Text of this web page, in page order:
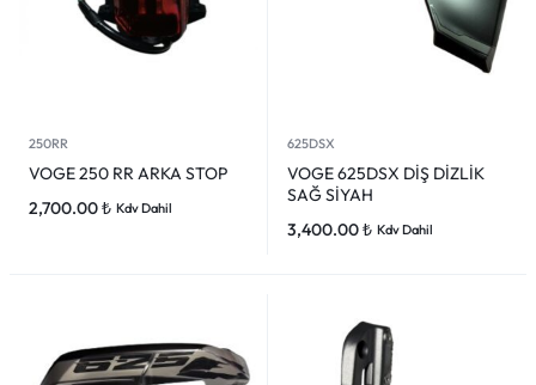
250RR
VOGE 250 RR ARKA STOP
2,700.00₺ Kdv Dahil
625DSX
VOGE 625DSX DİŞ DİZLİK
SAĞ SİYAH
3,400.00₺ Kdv Dahil